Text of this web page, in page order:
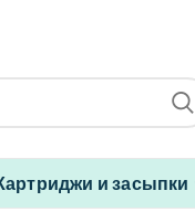
и засыпки